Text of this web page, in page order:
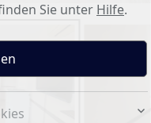
Sie unter Hilfe.